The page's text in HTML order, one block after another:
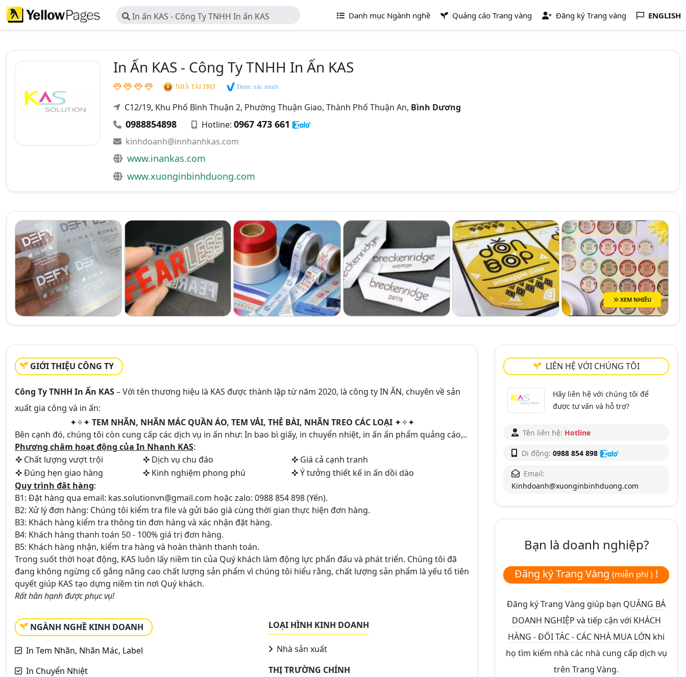
In ấn KAS - Công Ty TNHH In ấn KAS Danh mục Ngành nghề Quảng cáo Trang vàng Đăng ký Trang vàng ENGLISH
In Ấn KAS - Công Ty TNHH In Ấn KAS
NHÀ TÀI TRỢ Được xác minh
C12/19, Khu Phố Bình Thuận 2, Phường Thuận Giao, Thành Phố Thuận An, Bình Dương
0988854898 Hotline: 0967 473 661
kinhdoanh@innhanhkas.com
www.inankas.com
www.xuonginbinhduong.com
XEM NHIỀU
GIỚI THIỆU CÔNG TY
Công Ty TNHH In Ấn KAS– Với tên thương hiệu là KAS được thành lập từ năm 2020, là công ty IN ẤN, chuyên về sản
xuất gia công và in ấn:
✦✧✦ TEM NHÃN, NHÃN MÁC QUẦN ÁO, TEM VẢI, THẺ BÀI, NHÃN TREO CÁC LOẠI ✦✧✦
Bên cạnh đó, chúng tôi còn cung cấp các dịch vụ in ấn như: In bao bì giấy, in chuyển nhiệt, in ấn ấn phẩm quảng cáo,..
Phương châm hoạt động của In Nhanh KAS:
✜ Chất lượng vượt trội
✜ Dịch vụ chu đáo
✜ Giá cả cạnh tranh
✜ Đúng hẹn giao hàng
✜ Kinh nghiệm phong phú ✜Ýtưởng thiết kế in ấn dồi dào
Quy trình đặt hàng:
B1: Đặt hàng qua email: kas.solutionvn@gmail.com hoặc zalo: 0988 854 898 (Yến).
B2: Xử lý đơn hàng: Chúng tôi kiểm tra file và gửi báo giá cùng thời gian thực hiện đơn hàng.
B3: Khách hàng kiểm tra thông tin đơn hàng và xác nhận đặt hàng.
B4: Khách hàng thanh toán 50 - 100% giá trị đơn hàng.
B5: Khách hàng nhận, kiểm tra hàng và hoàn thành thanh toán.
Trong suốt thời hoạt động, KAS luôn lấy niềm tin của Quý khách làm động lực phấn đấu và phát triển. Chúng tôi đã
đang không ngừng cố gắng nâng cao chất lượng sản phẩm vì chúng tôi hiểu rằng, chất lượng sản phẩm là yếu tố tiên
quyết giúp KAS tạo dựng niềm tin nơi Quý khách.
Rất hân hạnh được phục vụ!
NGÀNH NGHỀ KINH DOANH
In Tem Nhãn, Nhãn Mác, Label
In Chuyển Nhiệt
LOẠI HÌNH KINH DOANH
Nhà sản xuất
THỊ TRƯỜNG CHÍNH
LIÊN HỆ VỚI CHÚNG TÔI
Hãy liên hệ với chúng tôi để
được tư vấn và hỗ trợ?
Tên liên hệ: Hotline
Di động: 0988 854 898
Email:
Kinhdoanh@xuonginbinhduong.com
Bạn là doanh nghiệp?
Đăng ký Trang Vàng (miễn phí ) !
Đăng ký Trang Vàng giúp bạn QUẢNG BÁ
DOANH NGHIỆP và tiếp cận với KHÁCH
HÀNG - ĐỐI TÁC - CÁC NHÀ MUA LỚN khi
họ tìm kiếm nhà các nhà cung cấp dịch vụ
trên Trang Vàng.